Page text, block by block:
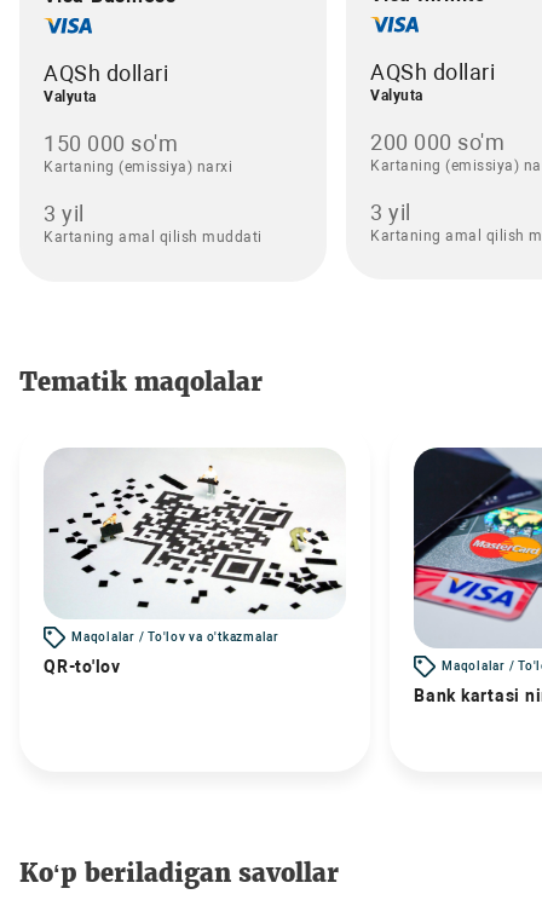
AQSh dollari
Valyuta
150 000 so'm
Kartaning (emissiya) narxi
3 yil
Kartaning amal qilish muddati
AQSh dollari
Valyuta
200 000 so'm
Kartaning (emissiya)
3 yil
Kartaning amal qilish
Tematik maqolalar
Maqolalar / To'lov va o'tkazmalar
QR-to'lov Maqolalar /
Bank kartasi
Ko‘p beriladigan savollar